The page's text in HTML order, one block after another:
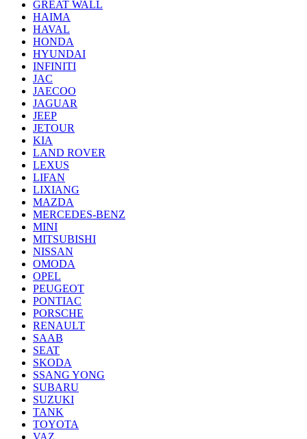
GREAT WALL
HAIMA
HAVAL
HONDA
HYUNDAI
INFINITI
JAC
JAECOO
JAGUAR
JEEP
JETOUR
KIA
LAND ROVER
LEXUS
LIFAN
LIXIANG
MAZDA
MERCEDES-BENZ
MINI
MITSUBISHI
NISSAN
OMODA
OPEL
PEUGEOT
PONTIAC
PORSCHE
RENAULT
SAAB
SEAT
SKODA
SSANG YONG
SUBARU
SUZUKI
TANK
TOYOTA
VAZ